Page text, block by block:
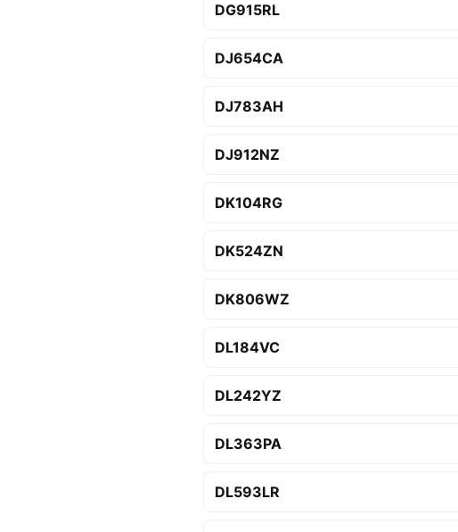
DG915RL
DJ654CA
DJ783AH
DJ912NZ
DK104RG
DK524ZN
DK806WZ
DL184VC
DL242YZ
DL363PA
DL593LR